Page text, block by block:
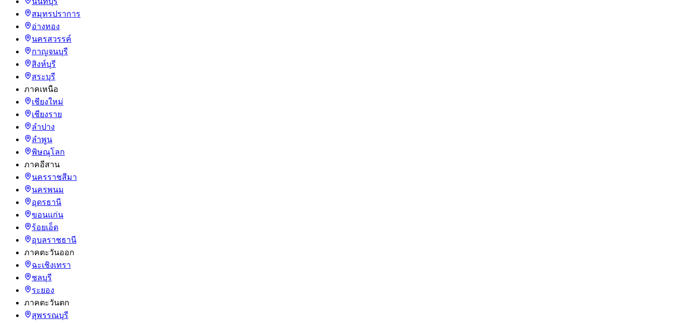
สมุทรปราการ
อ่างทอง
นครสวรรค์
กาญจนบุรี
สิงห์บุรี
สระบุรี
ภาคเหนือ
เชียงใหม่
เชียงราย
ลำปาง
ลำพูน
พิษณุโลก
ภาคอีสาน
นครราชสีมา
นครพนม
อุดรธานี
ขอนแก่น
ร้อยเอ็ด
อุบลราชธานี
ภาคตะวันออก
ฉะเชิงเทรา
ชลบุรี
ระยอง
ภาคตะวันตก
สุพรรณบุรี